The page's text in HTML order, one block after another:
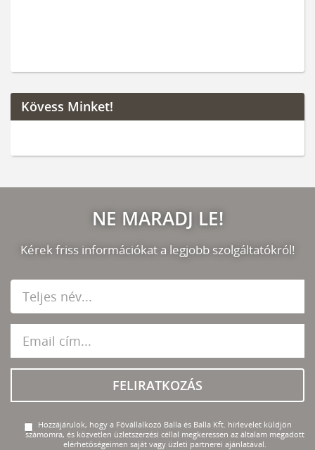
Kövess Minket!
NE MARADJ LE!
Kérek friss információkat a legjobb szolgáltatókról!
FELIRATKOZÁS
Hozzájárulok, hogy a Fővállalkozó Balla és Balla Kft. hírlevelet küldjön
számomra, és közvetlen üzletszerzési céllal megkeressen az általam megadott
elérhetőségeimen saját vagy üzleti partnerei ajánlatával.